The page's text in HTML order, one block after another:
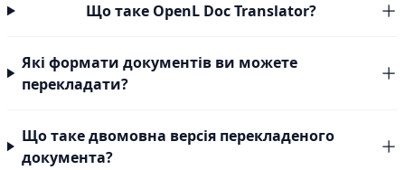
Що таке OpenL Doc Translator?
Які формати документів ви можете
перекладати?
Що таке двомовна версія перекладеного
документа?